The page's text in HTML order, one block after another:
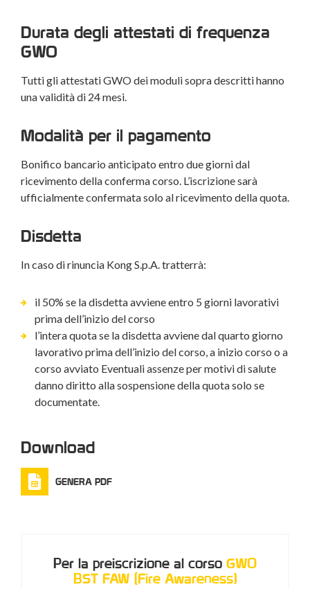
Durata degli attestati di frequenza
GWO
Tutti gli attestati GWO dei moduli sopra descritti hanno
una validità di 24 mesi.
Modalità per il pagamento
Bonifico bancario anticipato entro due giorni dal
ricevimento della conferma corso. L’iscrizione sarà
ufficialmente confermata solo al ricevimento della quota.
Disdetta
In caso di rinuncia Kong S.p.A. tratterrà:
il 50% se la disdetta avviene entro 5 giorni lavorativi
prima dell’inizio del corso
l’intera quota se la disdetta avviene dal quarto giorno
lavorativo prima dell’inizio del corso, a inizio corso o a
corso avviato Eventuali assenze per motivi di salute
danno diritto alla sospensione della quota solo se
documentate.
Download
GENERA PDF
Per la preiscrizione al corso GWO
BST FAW (Fire Awareness)